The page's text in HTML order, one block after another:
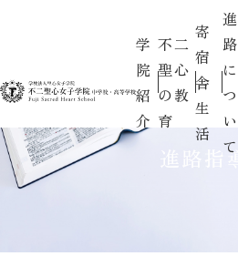
学
院
紹
介
不二
聖心
の教
育
寄
宿
舎
生
活
進
路
に
つ
い
て
進路指導